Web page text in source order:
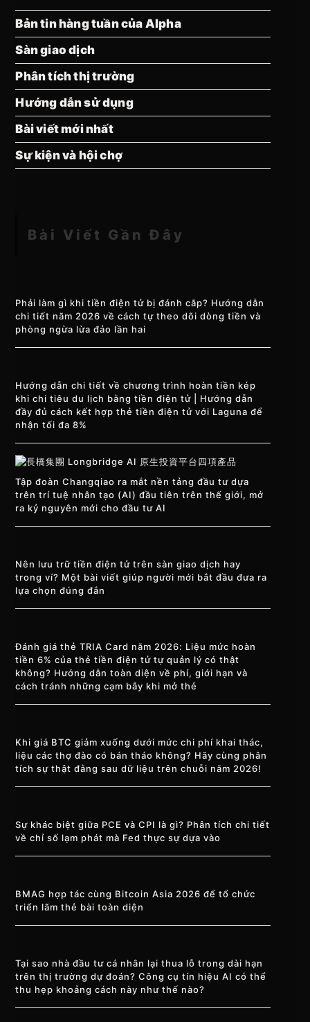
Bản tin hàng tuần của Alpha
Sàn giao dịch
Phân tích thị trường
Hướng dẫn sử dụng
Bài viết mới nhất
Sự kiện và hội chợ
Bài Viết Gần Đây
Phải làm gì khi tiền điện tử bị đánh cắp? Hướng dẫn
chi tiết năm 2026 về cách tự theo dõi dòng tiền và
phòng ngừa lừa đảo lần hai
Hướng dẫn chi tiết về chương trình hoàn tiền kép
khi chi tiêu du lịch bằng tiền điện tử | Hướng dẫn
đầy đủ cách kết hợp thẻ tiền điện tử với Laguna để
nhận tối đa 8%
Tập đoàn Changqiao ra mắt nền tảng đầu tư dựa
trên trí tuệ nhân tạo (AI) đầu tiên trên thế giới, mở
ra kỷ nguyên mới cho đầu tư AI
Nên lưu trữ tiền điện tử trên sàn giao dịch hay
trong ví? Một bài viết giúp người mới bắt đầu đưa ra
lựa chọn đúng đắn
Đánh giá thẻ TRIA Card năm 2026: Liệu mức hoàn
tiền 6% của thẻ tiền điện tử tự quản lý có thật
không? Hướng dẫn toàn diện về phí, giới hạn và
cách tránh những cạm bẫy khi mở thẻ
Khi giá BTC giảm xuống dưới mức chi phí khai thác,
liệu các thợ đào có bán tháo không? Hãy cùng phân
tích sự thật đằng sau dữ liệu trên chuỗi năm 2026!
Sự khác biệt giữa PCE và CPI là gì? Phân tích chi tiết
về chỉ số lạm phát mà Fed thực sự dựa vào
BMAG hợp tác cùng Bitcoin Asia 2026 để tổ chức
triển lãm thẻ bài toàn diện
Tại sao nhà đầu tư cá nhân lại thua lỗ trong dài hạn
trên thị trường dự đoán? Công cụ tín hiệu AI có thể
thu hẹp khoảng cách này như thế nào?